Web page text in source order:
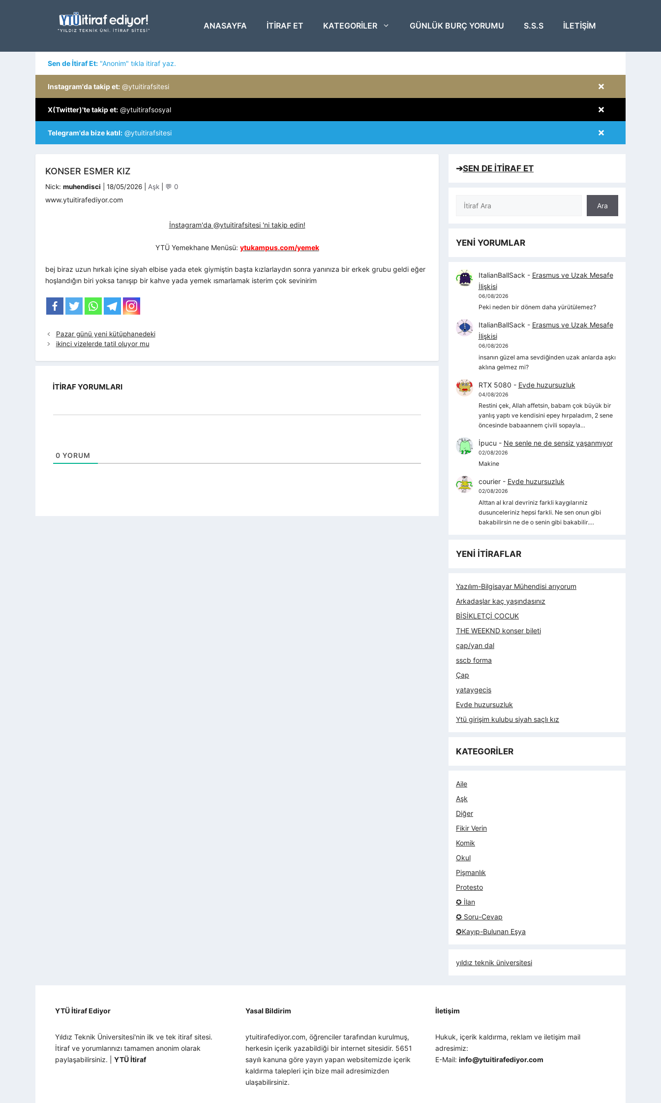
ANASAYFA ITIRAF ET KATEGORILER GÜNLÜK BURÇ YORUMU S.S.S İLETIŞIM
Sen de İtiraf Et: "Anonim" tıkla itiraf yaz.
×
Instagram'da takip et: @ytuitirafsitesi
×
X(Twitter)'te takip et: @ytuitirafsosyal
×
Telegram'da bize katıl: @ytuitirafsitesi
KONSER ESMER KIZ
Nick: muhendisci 18/05/2026 Kategoriler
Aşk 💬 0
www.ytuitirafediyor.com
İnstagram'da @ytuitirafsitesi 'ni takip edin!
YTÜ Yemekhane Menüsü: ytukampus.com/yemek
bej biraz uzun hırkalı içine siyah elbise yada etek giymiştin başta kızlarlaydın sonra yanınıza bir erkek grubu geldi eğer
hoşlandığın biri yoksa tanışıp bir kahve yada yemek ısmarlamak isterim çok sevinirim
Pazar günü yeni kütüphanedeki
ikinci vizelerde tatil oluyor mu
İTIRAF YORUMLARI
0 YORUM
➔SEN DE İTİRAF ET
Ara
Ara
YENİ YORUMLAR
ItalianBallSack - Erasmus ve Uzak Mesafe
İlişkisi
06/08/2026
Peki neden bir dönem daha yürütülemez?
ItalianBallSack - Erasmus ve Uzak Mesafe
İlişkisi
06/08/2026
insanın güzel ama sevdiğinden uzak anlarda aşkı
aklına gelmez mi?
RTX 5080 - Evde huzursuzluk
04/08/2026
Restini çek, Allah affetsin, babam çok büyük bir
yanlış yaptı ve kendisini epey hırpaladım, 2 sene
öncesinde babaannem çivili sopayla…
İpucu - Ne senle ne de sensiz yaşanmıyor
02/08/2026
Makine
courier- Evde huzursuzluk
02/08/2026
Alttan al kral devriniz farkli kaygılarıniz
dusunceleriniz hepsi farkli. Ne sen onun gibi
bakabilirsin ne de o senin gibi bakabilir.…
YENİ İTİRAFLAR
Yazılım-Bilgisayar Mühendisi arıyorum
Arkadaşlar kaç yaşındasınız
BİSİKLETÇİ ÇOCUK
THE WEEKND konser bileti
çap/yan dal
sscb forma
Çap
yataygecis
Evde huzursuzluk
Ytü girişim kulubu siyah saçlı kız
KATEGORİLER
Aile
Aşk
Diğer
Fikir Verin
Komik
Okul
Pişmanlık
Protesto
✪ İlan
✪ Soru-Cevap
✪Kayıp-Bulunan Eşya
yıldız teknik üniversitesi
YTÜ İtiraf Ediyor
Yıldız Teknik Üniversitesi'nin ilk ve tek itiraf sitesi.
İtiraf ve yorumlarınızı tamamen anonim olarak
paylaşabilirsiniz. | YTÜ İtiraf
Yasal Bildirim
ytuitirafediyor.com, öğrenciler tarafından kurulmuş,
herkesin içerik yazabildiği bir internet sitesidir. 5651
sayılı kanuna göre yayın yapan websitemizde içerik
kaldırma talepleri için bize mail adresimizden
ulaşabilirsiniz.
İletişim
Hukuk, içerik kaldırma, reklam ve iletişim mail
adresimiz:
E-Mail:info@ytuitirafediyor.com